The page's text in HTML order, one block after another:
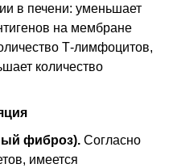
в печени: уменьшает
на мембране
Т-лимфоцитов,
количество
фиброз). Согласно
имеется